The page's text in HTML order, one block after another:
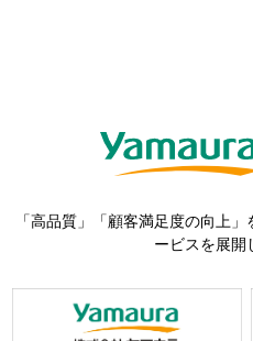
「高品質」「顧客満足度の向上
ービスを展開